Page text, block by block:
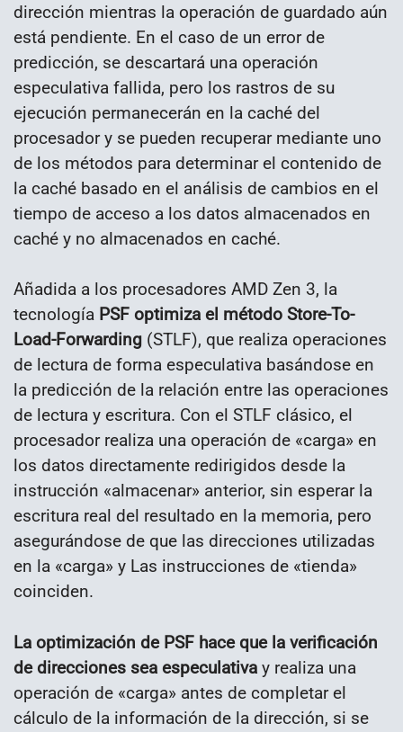
dirección mientras la operación de guardado aún
está pendiente. En el caso de un error de
predicción, se descartará una operación
especulativa fallida, pero los rastros de su
ejecución permanecerán en la caché del
procesador y se pueden recuperar mediante uno
de los métodos para determinar el contenido de
la caché basado en el análisis de cambios en el
tiempo de acceso a los datos almacenados en
caché y no almacenados en caché.
Añadida a los procesadores AMD Zen 3, la
tecnología PSF optimiza el método Store-To-
Load-Forwarding (STLF), que realiza operaciones
de lectura de forma especulativa basándose en
la predicción de la relación entre las operaciones
de lectura y escritura. Con el STLF clásico, el
procesador realiza una operación de «carga» en
los datos directamente redirigidos desde la
instrucción «almacenar» anterior, sin esperar la
escritura real del resultado en la memoria, pero
asegurándose de que las direcciones utilizadas
en la «carga» y Las instrucciones de «tienda»
coinciden.
La optimización de PSF hace que la verificación
de direcciones sea especulativa y realiza una
operación de «carga» antes de completar el
cálculo de la información de la dirección, si se